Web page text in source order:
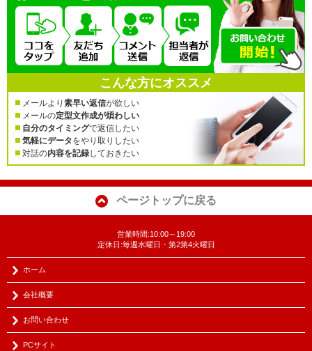
こんな方にオススメ
メールより 素早い返信が欲しい
メールの定型文作成が煩わしい
自分のタイミングで返信したい
気軽にデータをやり取りしたい
対話の内容を記録しておきたい
ページトップに戻る
営業時間:10:00～19:00
定休日:毎週水曜日・第2第4火曜日
ホーム
会社概要
お問い合わせ
PCサイト